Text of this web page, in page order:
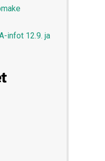
infot 12.9. ja